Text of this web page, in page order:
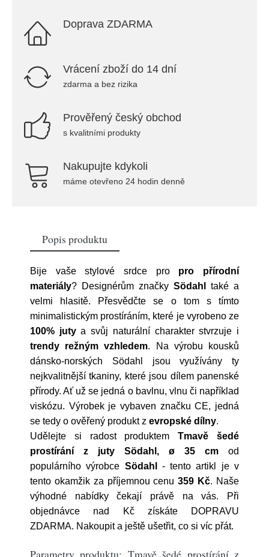
Doprava ZDARMA
Vrácení zboží do 14 dní
zdarma a bez rizika
Prověřený český obchod
s kvalitními produkty
Nakupujte kdykoli
máme otevřeno 24 hodin denně
Popis produktu
Bije vaše stylové srdce pro pro přírodní
materiály? Designérům značky Södahl
také a
velmi hlasitě. Přesvědčte se o tom s tímto
minimalistickým prostíráním, které je vyrobeno ze
100% jutya svůj naturální charakter stvrzuje i
trendy režným vzhledem. Na výrobu kousků
dánsko-norských Södahl jsou využívány ty
nejkvalitnější tkaniny, které jsou dílem panenské
přírody. Ať už se jedná o bavlnu, vlnu či například
viskózu. Výrobek je vybaven značku CE, jedná
se tedy o ověřený produkt z evropské dílny.
Udělejte si radost produktemTmavě šedé
prostírání z juty Södahl, ø 35 cm od
populárního výrobce Södahl
- tento artikl je v
tento okamžik za příjemnou cenu359 Kč. Naše
výhodné nabídky čekají právě na vás. Při
objednávce nad Kč získáte DOPRAVU
ZDARMA. Nakoupit a ještě ušetřit, co si víc přát.
Parametry produktu: Tmavě šedé prostírání z